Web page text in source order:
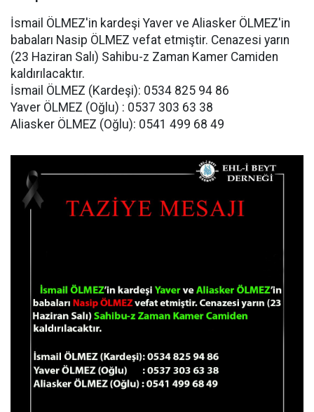
İsmail ÖLMEZ'in kardeşi Yaver ve Aliasker ÖLMEZ'in
babaları Nasip ÖLMEZ vefat etmiştir. Cenazesi yarın
(23 Haziran Salı) Sahibu-z Zaman Kamer Camiden
kaldırılacaktır.
İsmail ÖLMEZ (Kardeşi): 0534 825 94 86
Yaver ÖLMEZ (Oğlu) : 0537 303 63 38
Aliasker ÖLMEZ (Oğlu): 0541 499 68 49